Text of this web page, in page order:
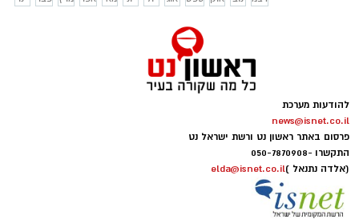
להודעות מערכת
news@isnet.co.il
פרסום באתר ראשון נט ורשת ישראל נט
התקשרו -050-7870908
(אלדה נתנאל )elda@isnet.co.il